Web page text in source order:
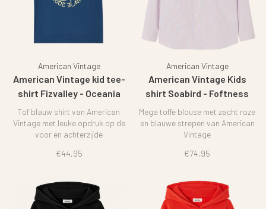
American Vintage
American Vintage kid tee-
shirt Fizvalley - Oceania
Tof blauw shirt van American
Vintage met leuke opdruk op de
voor en achterzijde
€44,95
American Vintage
American Vintage Kids
shirt Soabird - Foftness
Mega toffe blouse met zacht roze
en blauwe strepen van American
Vintage
€74,95